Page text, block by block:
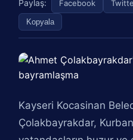
Paylaş: Facebook
Kopyala
Kayseri Kocasinan
Çolakbayrakdar,